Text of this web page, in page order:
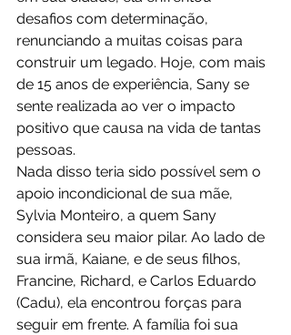
desafios com determinação,
renunciando a muitas coisas para
construir um legado. Hoje, com mais
de 15 anos de experiência, Sany se
sente realizada ao ver o impacto
positivo que causa na vida de tantas
pessoas.
Nada disso teria sido possível sem o
apoio incondicional de sua mãe,
Sylvia Monteiro, a quem Sany
considera seu maior pilar. Ao lado de
sua irmã, Kaiane, e de seus filhos,
Francine, Richard, e Carlos Eduardo
(Cadu), ela encontrou forças para
seguir em frente. A família foi sua